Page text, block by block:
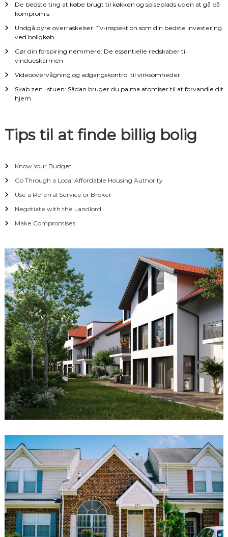
i
g
a
t
o
De bedste ting at købe brugt til køkken og spiseplads uden at gå på
kompromis
Undgå dyre overraskelser: Tv-inspektion som din bedste investering
ved boligkøb
Gør din forspiring nemmere: De essentielle redskaber til
vindueskarmen
Videoovervågning og adgangskontrol til virksomheder
Skab zen i stuen: Sådan bruger du palma atomiser til at forvandle dit
hjem
Tips til at finde billig bolig
Know Your Budget
Go Through a Local Affordable Housing Authority
Use a Referral Service or Broker
Negotiate with the Landlord
Make Compromises